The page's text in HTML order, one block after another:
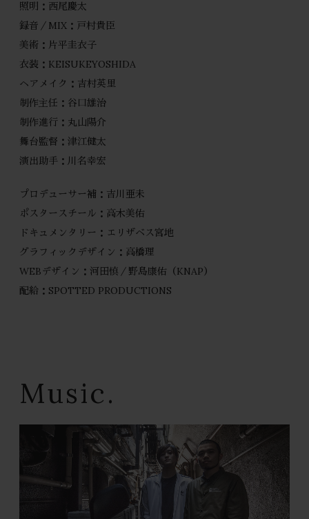
照明：西尾慶太
録音／MIX：戸村貴臣
美術：片平圭衣子
衣装：KEISUKEYOSHIDA
ヘアメイク：吉村英里
制作主任：谷口雄治
制作進行：丸山陽介
舞台監督：津江健太
演出助手：川名幸宏
プロデューサー補：吉川亜未
ポスタースチール：高木美佑
ドキュメンタリー：エリザベス宮地
グラフィックデザイン：高橋理
WEBデザイン：河田慎／野島康佑（KNAP）
配給：SPOTTED PRODUCTIONS
Music.